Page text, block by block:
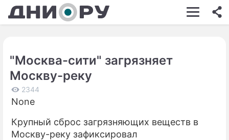
ШОУ-БИЗНЕС
КИНО
ЭКОНОМИКА
"Москва-сити" загрязняет
Москву-реку
2344
None
Крупный сброс загрязняющих веществ в
Москву-реку зафиксировал